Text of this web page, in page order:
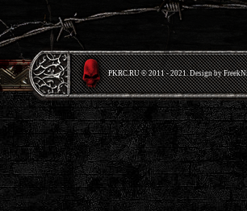
PKRС.RU © 2011 - 2021. Design by